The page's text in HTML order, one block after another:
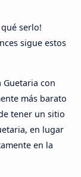
serlo!
sigue estos
Guetaria con
más barato
tener un sitio
en lugar
en la